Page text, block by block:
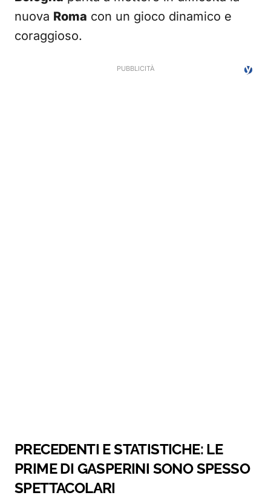
nuova Roma con un gioco dinamico e
coraggioso.
PRECEDENTI E STATISTICHE: LE
PRIME DI GASPERINI SONO SPESSO
SPETTACOLARI